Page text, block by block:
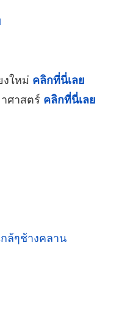
งใหม่ คลิกที่นี่เลย
ศาสตร์ คลิกที่นี่เลย
ล้ๆช้างคลาน